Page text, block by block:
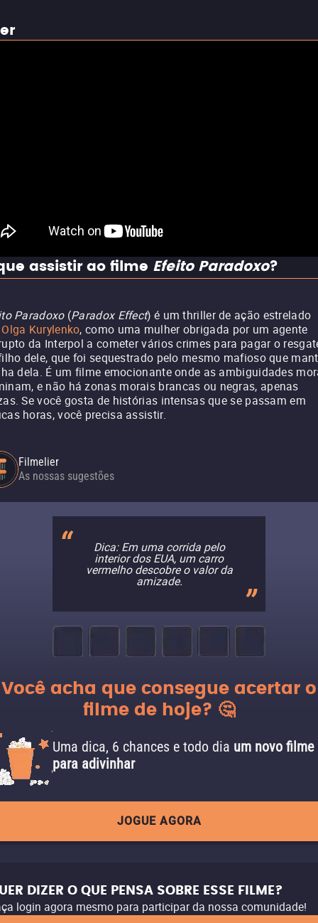
assistir ao filme Efeito Paradoxo?
Paradoxo(Paradox Effect) é um thriller de ação estrelado
Olga Kurylenko, como uma mulher obrigada por um agente
da Interpol a cometer vários crimes para pagar o
dele, que foi sequestrado pelo mesmo mafioso que
dela. É um filme emocionante onde as ambiguidades
e não há zonas morais brancas ou negras, apenas
Se você gosta de histórias intensas que se passam em
horas, você precisa assistir.
Filmelier
As nossas sugestões
Dica: Em uma corrida pelo
interior dos EUA, um carro
vermelho descobre o valor da
amizade.
Você acha que consegue acertar o
filme de hoje? 🤔
Uma dica, 6 chances e todo dia um novo filme
para adivinhar
JOGUE AGORA
DIZER O QUE PENSA SOBRE ESSE FILME?
login agora mesmo para participar da nossa comunidade!